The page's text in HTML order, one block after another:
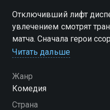
Отключивший лифт
увлечением смотрят
матча. Сначала герои
открываются, то
Читать дальше
Жанр
Комедия
Страна